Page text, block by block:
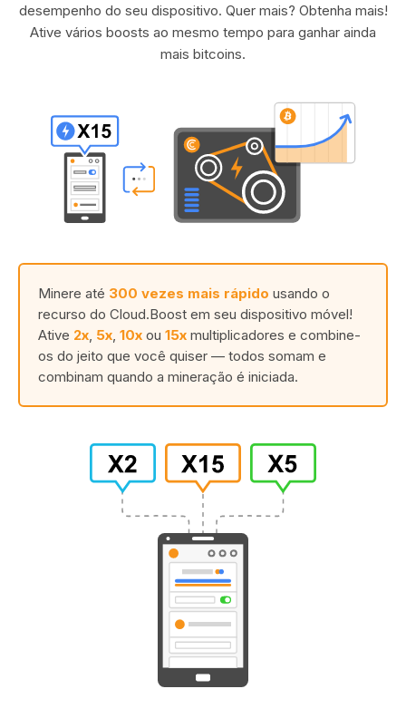
desempenho do seu dispositivo. Quer mais? Obtenha mais!
Ative vários boosts ao mesmo tempo para ganhar ainda
mais bitcoins.
Minere até 300 vezes mais rápido usando o
recurso do Cloud.Boost em seu dispositivo móvel!
Ative 2x 5x 10x ou 15x multiplicadores e combine-
os do jeito que você quiser — todos somam e
combinam quando a mineração é iniciada.